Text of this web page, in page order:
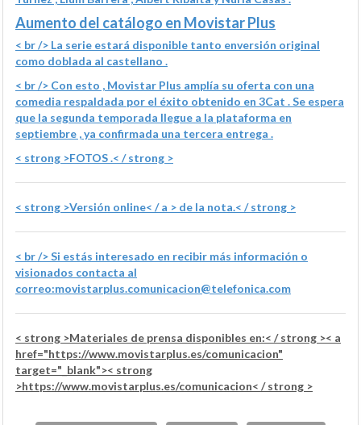
Aumento del catálogo en Movistar Plus
< br /> La serie estará disponible tanto enversión original
como doblada al castellano .
< br /> Con esto , Movistar Plus amplía su oferta con una
comedia respaldada por el éxito obtenido en 3Cat . Se espera
que la segunda temporada llegue a la plataforma en
septiembre , ya confirmada una tercera entrega .
< strong >FOTOS .< / strong >
< strong >Versión online< / a > de la nota.< / strong >
< br /> Si estás interesado en recibir más información o
visionados contacta al
correo:movistarplus.comunicacion@telefonica.com
< strong >Materiales de prensa disponibles en:< / strong >< a
href="https://www.movistarplus.es/comunicacion"
target="_blank">< strong
>https://www.movistarplus.es/comunicacion< / strong >